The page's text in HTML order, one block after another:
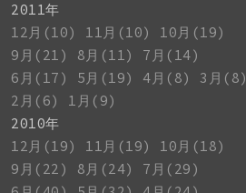
2011年
12月(10)
11月(10)
10月(19)
9月(21)
8月(11)
7月(14)
6月(17)
5月(19) 4月(8)
3月(8)
2月(6)
1月(9)
2010年
12月(19)
11月(19)
10月(18)
9月(22)
8月(24)
7月(29)